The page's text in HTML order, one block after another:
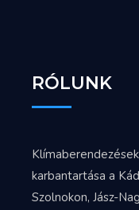
RÓLUNK
karbantartása a
Szolnokon, Jász-